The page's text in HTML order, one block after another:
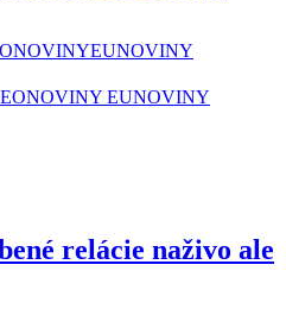
EUNOVINY
EUNOVINY
relácie naživo ale